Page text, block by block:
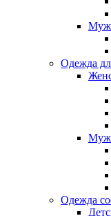
Одежда
Одежда